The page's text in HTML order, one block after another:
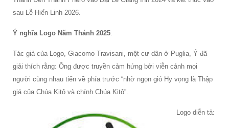
sau Lễ Hiển Linh 2026.
Ý nghĩa Logo Năm Thánh 2025:
Tác giả của Logo, Giacomo Travisani, một cư dân ở Puglia, Ý đã
giải thích rằng: Ông được truyền cảm hứng bởi viễn cảnh mọi
người cùng nhau tiến về phía trước “nhờ ngọn gió Hy vọng là Thập
giá của Chúa Kitô và chính Chúa Kitô”.
Logo diễn tả: